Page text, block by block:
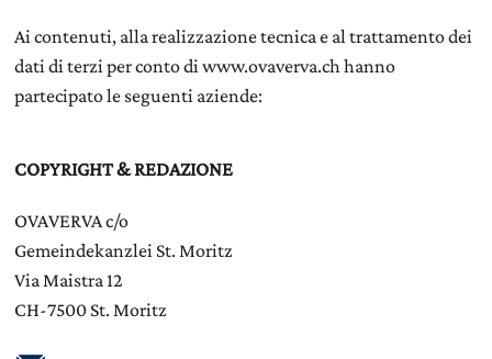
Ai contenuti, alla realizzazione tecnica e al trattamento dei
dati di terzi per conto di www.ovaverva.ch hanno
partecipato le seguenti aziende:
COPYRIGHT & REDAZIONE
OVAVERVA c/o
Gemeindekanzlei St. Moritz
Via Maistra 12
CH-7500 St. Moritz